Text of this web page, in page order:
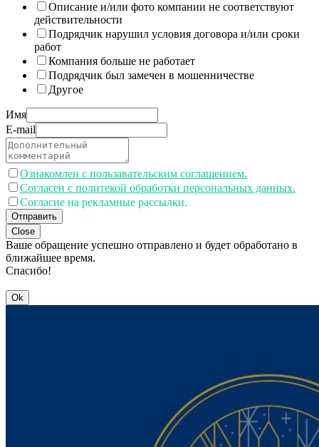
Описание и/или фото компании не соответствуют
действительности
Подрядчик нарушил условия договора и/или сроки
работ
Компания больше не работает
Подрядчик был замечен в мошенничестве
Другое
Имя
E-mail
Ознакомлен с пользавательским соглашением.
Согласен с политекой обработки персональных данных.
Согласие на рекламные рассылки.
Отправить
Close
Ваше обращение успешно отправлено и будет обработано в
ближайшее время.
Спасибо!
Ok